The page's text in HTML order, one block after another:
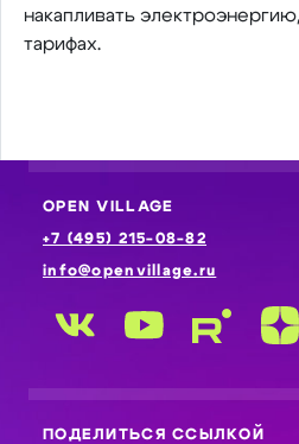
накапливать
тарифах.
OPEN VILLAGE
+7 (495) 215-08-82
info@openvillage.ru
ПОДЕЛИТЬСЯ ССЫЛКОЙ